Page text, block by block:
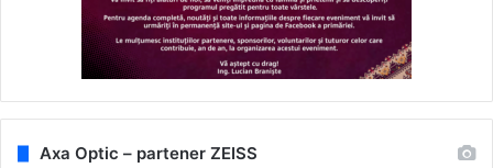
Axa Optic – partener ZEISS